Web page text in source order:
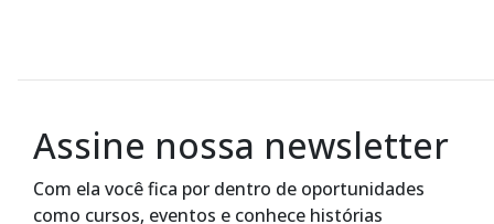
Assine nossa newsletter
Com ela você fica por dentro de oportunidades
como cursos, eventos e conhece histórias